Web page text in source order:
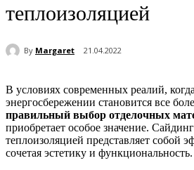
теплоизоляцией
By Margaret 21.04.2022
В условиях современных реалий,
энергосбережении становится все
правильный выбор отделочных
приобретает особое значение.
теплоизоляцией представляет собой
сочетая эстетику и функциональность.